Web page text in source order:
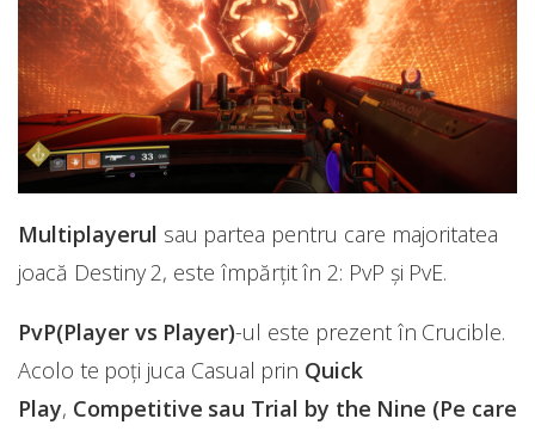
Multiplayerul sau partea pentru care majoritatea
joacă Destiny 2, este împărțit în 2: PvP și PvE.
PvP(Player vs Player)-ul este prezent în Crucible.
Acolo te poți juca Casual prin Quick
Play, Competitive sau Trial by the Nine (Pe care